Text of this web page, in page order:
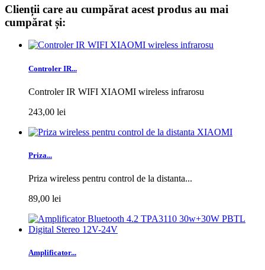
Clienții care au cumpărat acest produs au mai
cumpărat și:
Controler IR...
Controler IR WIFI XIAOMI wireless infrarosu
243,00 lei
Priza...
Priza wireless pentru control de la distanta...
89,00 lei
Amplificator...